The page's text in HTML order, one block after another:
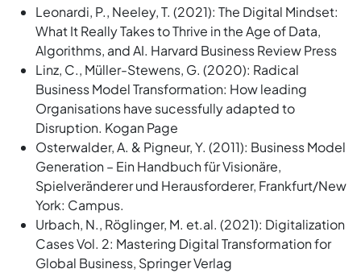
Leonardi, P., Neeley, T. (2021): The Digital Mindset:
What It Really Takes to Thrive in the Age of Data,
Algorithms, and AI. Harvard Business Review Press
Linz, C., Müller-Stewens, G. (2020): Radical
Business Model Transformation: How leading
Organisations have sucessfully adapted to
Disruption. Kogan Page
Osterwalder, A. & Pigneur, Y. (2011): Business Model
Generation – Ein Handbuch für Visionäre,
Spielveränderer und Herausforderer, Frankfurt/New
York: Campus.
Urbach, N., Röglinger, M. et.al. (2021): Digitalization
Cases Vol. 2: Mastering Digital Transformation for
Global Business, Springer Verlag